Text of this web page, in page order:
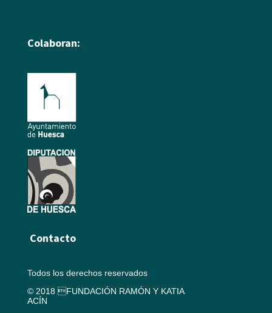
Colaboran:
Contacto
Todos los derechos reservados
© 2018 FUNDACIÓN RAMÓN Y KATIA
ACÍN